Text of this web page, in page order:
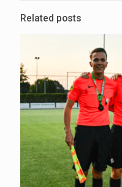
Related posts